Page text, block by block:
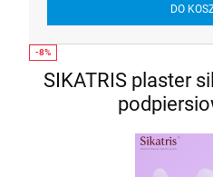
DO
SIKATRIS plaster